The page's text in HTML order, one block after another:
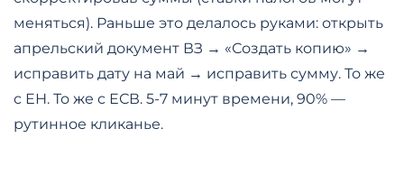
меняться). Раньше это делалось руками: открыть
апрельский документ ВЗ → «Создать копию» →
исправить дату на май → исправить сумму. То же
с ЕН. То же с ЕСВ. 5-7 минут времени, 90% —
рутинное кликанье.